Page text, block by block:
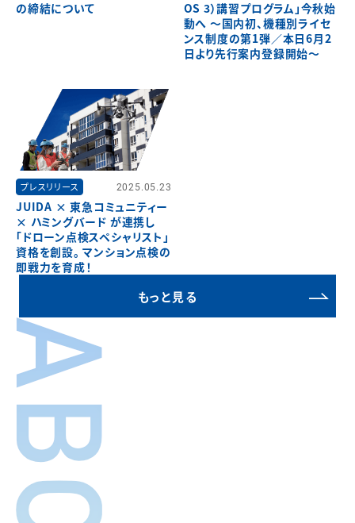
の締結について
OS 3）講習プログラム」今秋始
動へ ～国内初、機種別ライセ
ンス制度の第1弾／本日6月2
日より先行案内登録開始～
プレスリリース 2025.05.23
JUIDA × 東急コミュニティー
× ハミングバード が連携し
「ドローン点検スペシャリスト」
資格を創設。 マンション点検の
即戦力を育成！
もっと見る